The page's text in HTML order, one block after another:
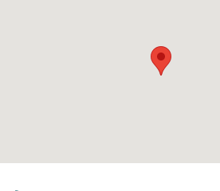
Audífonos